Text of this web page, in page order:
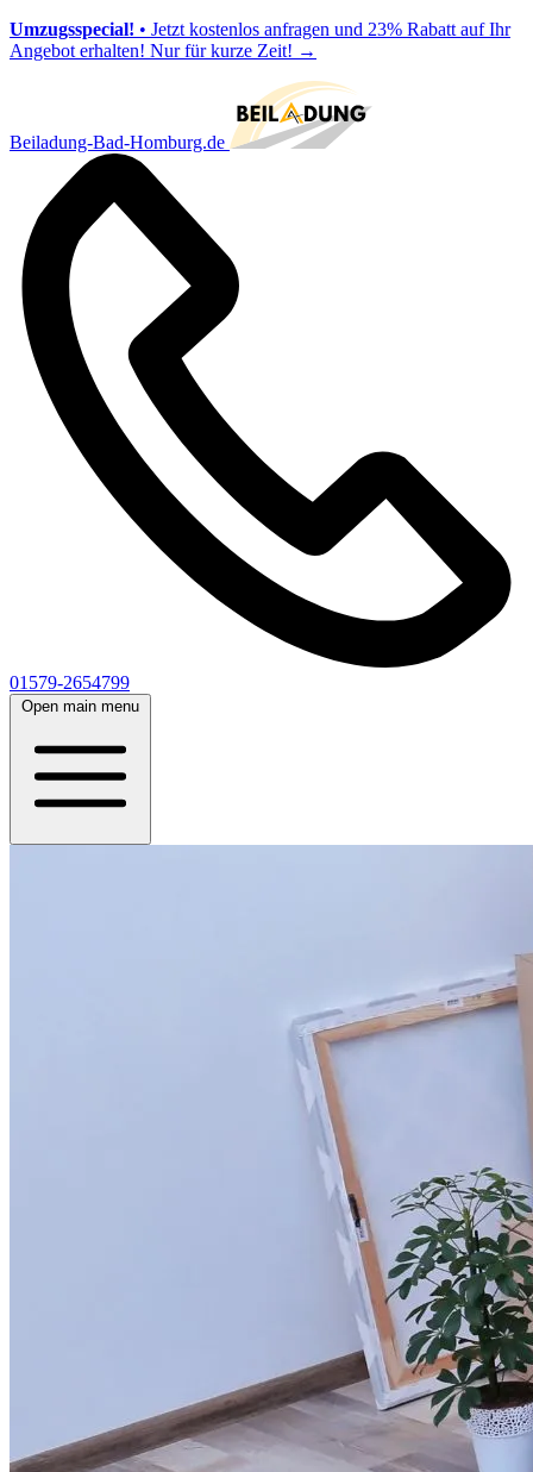
Umzugsspecial! • Jetzt kostenlos anfragen und 23% Rabatt auf Ihr
Angebot erhalten! Nur für kurze Zeit! →
Beiladung-Bad-Homburg.de
01579-2654799
Open main menu